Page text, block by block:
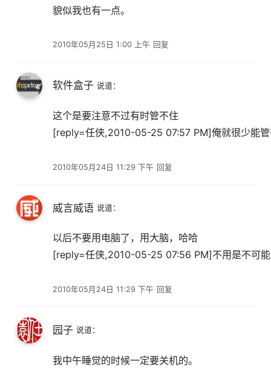
2010年05月25日 1:00 上午
貌似我也有一点。
回复
软件盒子 说道：
2010年05月24日 11:29 下午
这个是要注意不过有时管不住
[reply=任侠,2010-05-25 07:57 PM]俺就很少能
回复
威言威语 说道：
2010年05月24日 11:29 下午
以后不要用电脑了，用大脑，哈哈
[reply=任侠,2010-05-25 07:56 PM]不用是不可
回复
园子 说道：
我中午睡觉的时候一定要关机的。